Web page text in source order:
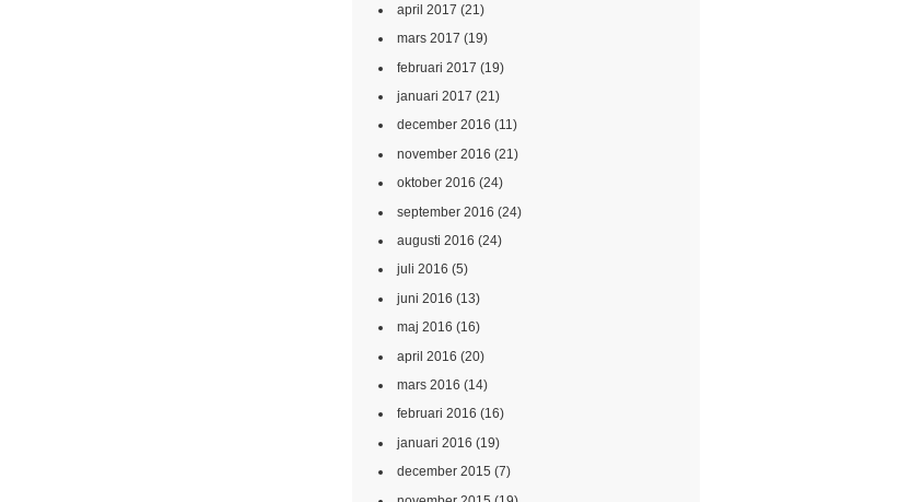
april 2017 (21)
mars 2017 (19)
februari 2017 (19)
januari 2017 (21)
december 2016 (11)
november 2016 (21)
oktober 2016 (24)
september 2016 (24)
augusti 2016 (24)
juli 2016 (5)
juni 2016 (13)
maj 2016 (16)
april 2016 (20)
mars 2016 (14)
februari 2016 (16)
januari 2016 (19)
december 2015 (7)